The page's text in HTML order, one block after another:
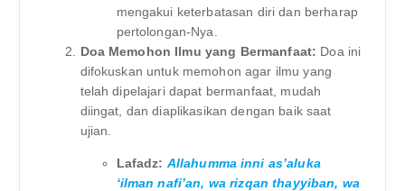
mengakui keterbatasan diri dan berharap
pertolongan-Nya.
Doa Memohon Ilmu yang Bermanfaat: Doa ini
difokuskan untuk memohon agar ilmu yang
telah dipelajari dapat bermanfaat, mudah
diingat, dan diaplikasikan dengan baik saat
ujian.
Lafadz: Allahumma inni as’aluka
‘ilman nafi’an, wa rizqan thayyiban, wa